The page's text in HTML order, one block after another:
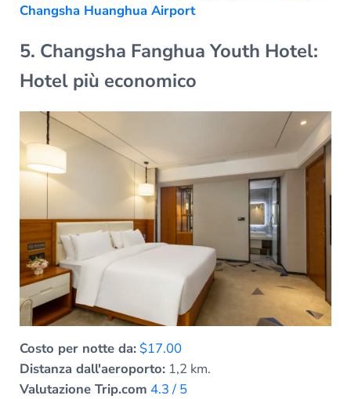
Changsha Huanghua Airport
5. Changsha Fanghua Youth Hotel:
Hotel più economico
Costo per notte da: $17.00
Distanza dall'aeroporto:1,2 km.
Valutazione Trip.com 4.3 / 5